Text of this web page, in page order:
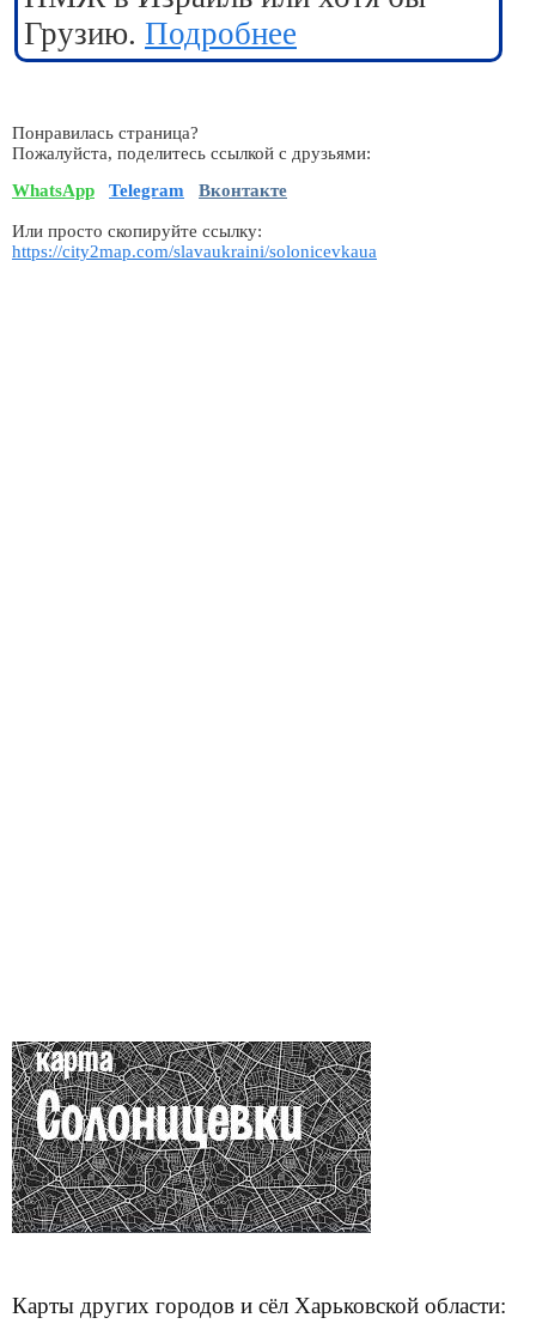
Грузию. Подробнее
Понравилась страница?
Пожалуйста, поделитесь ссылкой с друзьями:
WhatsApp
Telegram Вконтакте
Или просто скопируйте ссылку:
https://city2map.com/slavaukraini/solonicevkaua
Карты других городов и сёл Харьковской области: